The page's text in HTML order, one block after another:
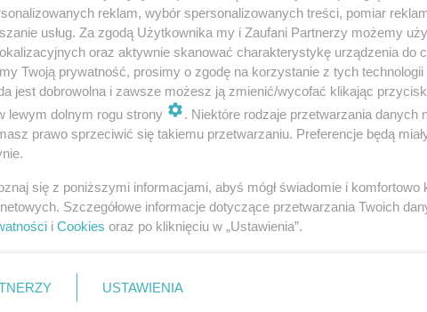
planowanie przesiadek, ponieważ w alfabetycznych
przystanków wszystkie będą teraz podawane obok
Drugi człon ułatwi natomiast dokładne lokalizowanie
przystanków. Jedynym niewielkim
jest przystanek przy ulicy Beliny-Prażmowskiego.
nazwa byłaby za długa w przypadku uwzględnienia w niej
użyteczności publicznej.
również niektóre rozkłady autobusowe. Nowe
Warto przypomnieć, że zmiana nazwy stacji to inicjatywa
reklam, wybór spersonalizowanych treści, pomiar
usług. Za zgodą Użytkownika my i Zaufani Partnerzy możemy
oraz aktywnie skanować charakterystykę urządzenia do
Twoją prywatność, prosimy o zgodę na korzystanie z tych technologii
jest dobrowolna i zawsze możesz ją zmienić/wycofać klikając
lewym dolnym rogu strony
. Niektóre rodzaje przetwarzania danych
prawo sprzeciwić się takiemu przetwarzaniu. Preferencje będą
się z poniższymi informacjami, abyś mógł świadomie i
Szczegółowe informacje dotyczące przetwarzania Twoich
i Cookies oraz po kliknięciu w „Ustawienia”.
USTAWIENIA